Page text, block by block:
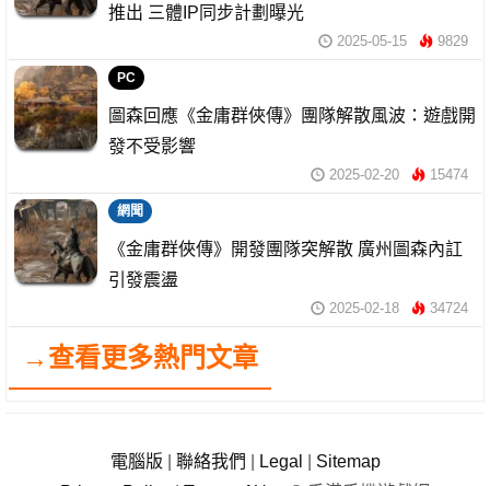
推出 三體IP同步計劃曝光
2025-05-15 9829
PC
圖森回應《金庸群俠傳》團隊解散風波：遊戲開
發不受影響
2025-02-20 15474
網聞
《金庸群俠傳》開發團隊突解散 廣州圖森內訌
引發震盪
2025-02-18 34724
→查看更多熱門文章
電腦版 聯絡我們 Legal
Sitemap